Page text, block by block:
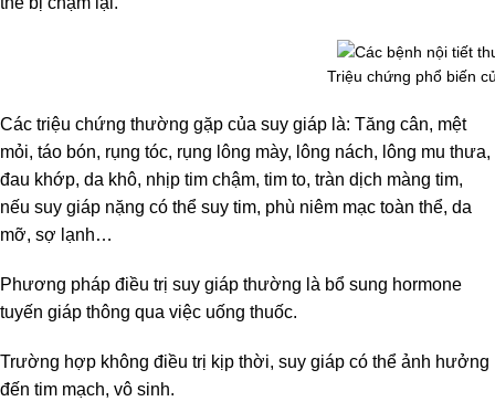
Triệu chứng phổ biến
Các triệu chứng thường gặp của suy giáp là: Tăng cân, mệt
mỏi, táo bón, rụng tóc, rụng lông mày, lông nách, lông mu thưa,
đau khớp, da khô, nhịp tim chậm, tim to, tràn dịch màng tim,
nếu suy giáp nặng có thể suy tim, phù niêm mạc toàn thể, da
mỡ, sợ lạnh…
Phương pháp điều trị suy giáp thường là bổ sung hormone
tuyến giáp thông qua việc uống thuốc.
Trường hợp không điều trị kịp thời, suy giáp có thể ảnh hưởng
đến tim mạch, vô sinh.